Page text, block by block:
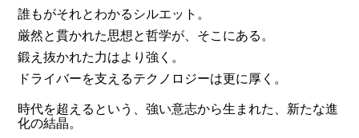
誰もがそれとわかるシルエット。
厳然と貫かれた思想と哲学が、そこにある。
鍛え抜かれた力はより強く。
ドライバーを支えるテクノロジーは更に厚く。
時代を超えるという、強い意志から生まれた、新たな進
化の結晶。